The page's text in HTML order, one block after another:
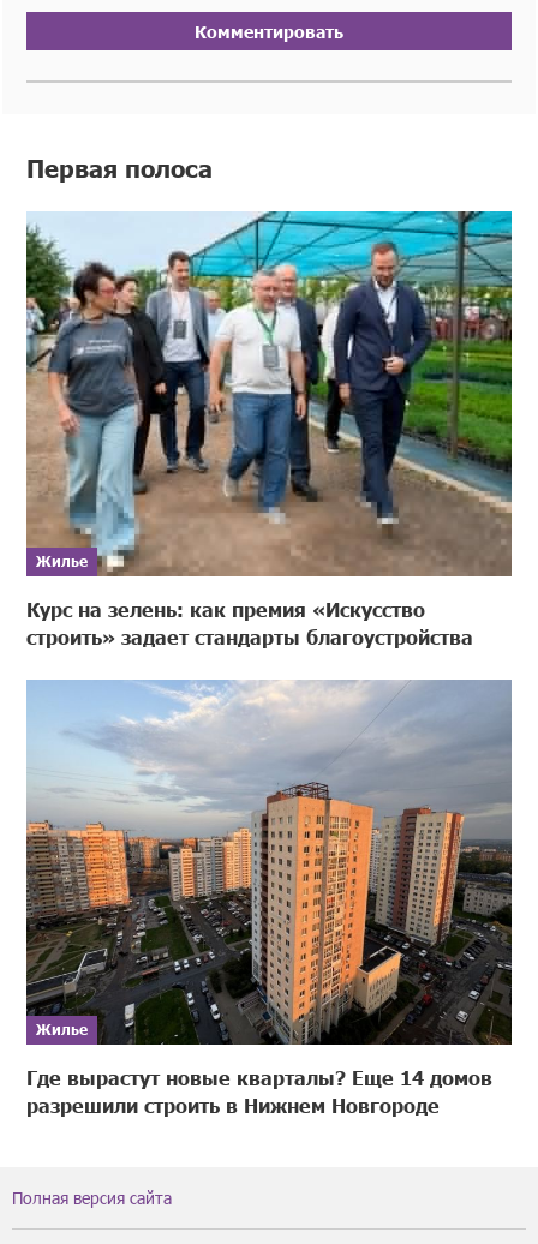
Комментировать
Первая полоса
Жилье
Курс на зелень: как премия «Искусство
строить» задает стандарты благоустройства
Жилье
Где вырастут новые кварталы? Еще 14 домов
разрешили строить в Нижнем Новгороде
Полная версия сайта